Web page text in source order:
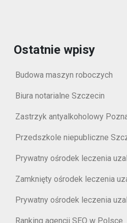
Ostatnie wpisy
Budowa maszyn roboczych
Biura notarialne Szczecin
Zastrzyk antyalkoholowy
Przedszkole niepubliczne
Prywatny ośrodek leczenia
Zamknięty ośrodek leczenia
Prywatny ośrodek leczenia
Ranking agencji SEO w Polsce